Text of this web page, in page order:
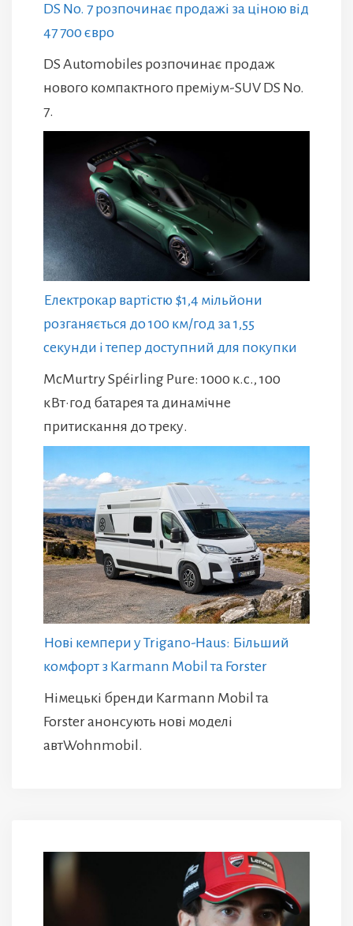
DS No. 7 розпочинає продажі за ціною від
47 700 євро
DS Automobiles розпочинає продаж
нового компактного преміум-SUV DS No.
7.
Електрокар вартістю $1,4 мільйони
розганяється до 100 км/год за 1,55
секунди і тепер доступний для покупки
McMurtry Spéirling Pure: 1000 к.с., 100
кВт·год батарея та динамічне
притискання до треку.
Нові кемпери у Trigano-Haus: Більший
комфорт з Karmann Mobil та Forster
Німецькі бренди Karmann Mobil та
Forster анонсують нові моделі
автWohnmobil.